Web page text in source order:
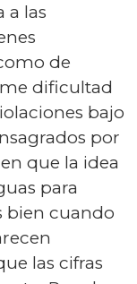
a las
de
dificultad
bajo
por
que la idea
para
bien cuando
las cifras